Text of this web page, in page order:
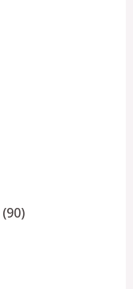
90